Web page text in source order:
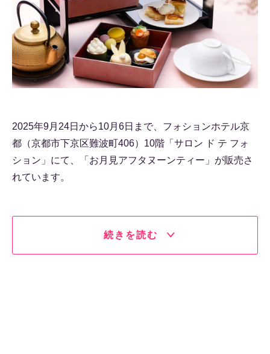
2025年9月24日から10月6日まで、フォションホテル京
都（京都市下京区難波町406）10階「サロン ド テ フォ
ション」にて、「お月見アフタヌーンティー」が販売さ
れています。
続きを読む